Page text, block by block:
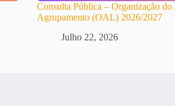
Consulta Pública – Organização
Agrupamento (OAL) 2026/2027
Julho 22, 2026